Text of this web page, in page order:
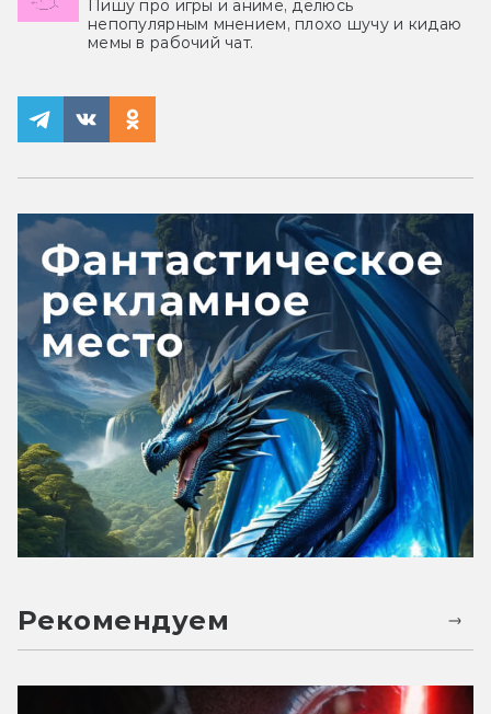
Пишу про игры и аниме, делюсь
непопулярным мнением, плохо шучу и кидаю
мемы в рабочий чат.
Рекомендуем